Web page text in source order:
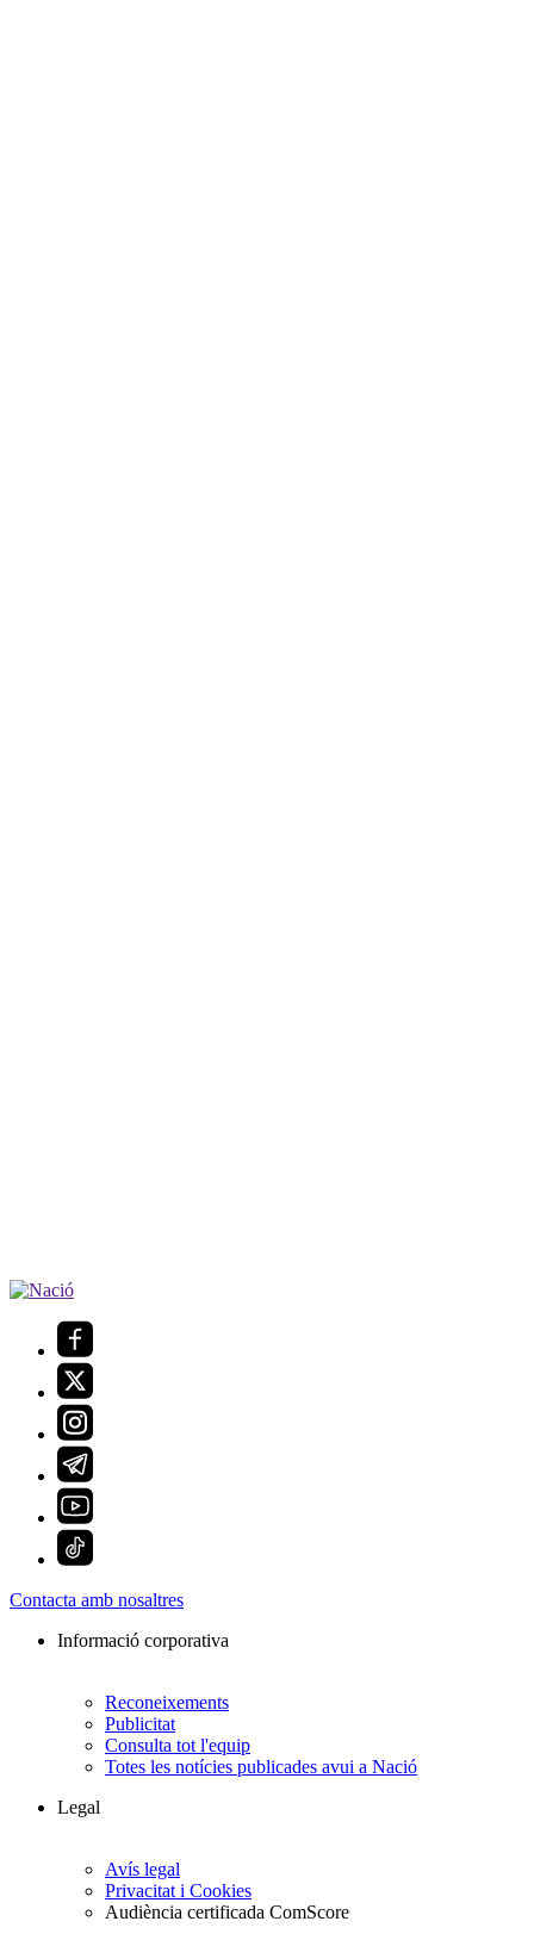
Contacta amb nosaltres
Informació corporativa
Reconeixements
Publicitat
Consulta tot l'equip
Totes les notícies publicades avui a Nació
Legal
Avís legal
Privacitat i Cookies
Audiència certificada ComScore